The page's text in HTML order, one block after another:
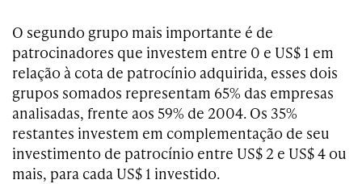
O segundo grupo mais importante é de
patrocinadores que investem entre 0 e US$ 1 em
relação à cota de patrocínio adquirida, esses dois
grupos somados representam 65% das empresas
analisadas, frente aos 59% de 2004. Os 35%
restantes investem em complementação de seu
investimento de patrocínio entre US$ 2 e US$ 4 ou
mais, para cada US$ 1 investido.